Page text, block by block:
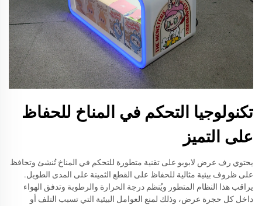
تكنولوجيا التحكم في المناخ للحفاظ
على التميز
يحتوي رف عرض لابوبو على تقنية متطورة للتحكم في المناخ تُنشئ وتحافظ
على ظروف بيئية مثالية للحفاظ على القطع الثمينة على المدى الطويل.
يراقب هذا النظام المتطور ويُنظم درجة الحرارة والرطوبة وتدفق الهواء
داخل كل حجرة عرض، وذلك لمنع العوامل البيئية التي تسبب التلف أو